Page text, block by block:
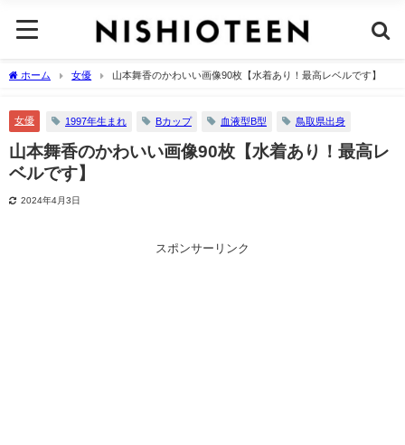
ホーム 女優 山本舞香のかわいい画像90枚【水着あり！最高レベルです】
女優 1997年生まれ Bカップ 血液型B型 鳥取県出身
山本舞香のかわいい画像90枚【水着あり！最高レ
ベルです】
2024年4月3日
スポンサーリンク